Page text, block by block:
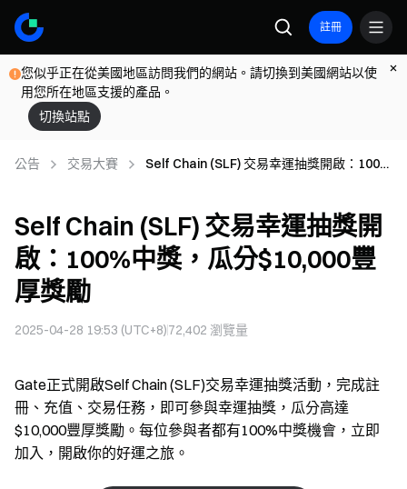
註冊
您似乎正在從美國地區訪問我們的網站。請切換到美國網站以使
用您所在地區支援的產品。
切換站點
公告 交易大賽
Self Chain (SLF) 交易幸運抽獎開啟：100%
Self Chain (SLF) 交易幸運抽獎開
啟：100%中獎，瓜分$10,000豐
厚獎勵
2025-04-28 19:53 (UTC+8)72,402 瀏覽量
Gate正式開啟Self Chain (SLF)交易幸運抽獎活動，完成註
冊、充值、交易任務，即可參與幸運抽獎，瓜分高達
$10,000豐厚獎勵。每位參與者都有100%中獎機會，立即
加入，開啟你的好運之旅。